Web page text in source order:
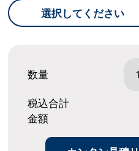
選択してください
数量
税込合計
金額